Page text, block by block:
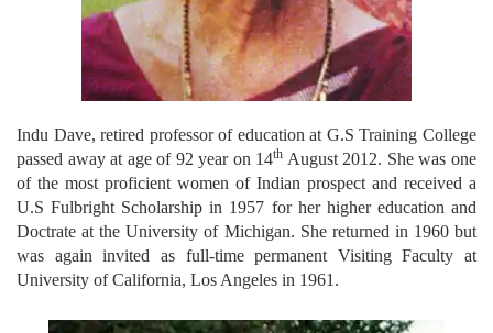
Indu Dave, retired professor of education at G.S Training College
passed away at age of 92 year on 14th August 2012. She was one
of the most proficient women of Indian prospect and received a
U.S Fulbright Scholarship in 1957 for her higher education and
Doctrate at the University of Michigan. She returned in 1960 but
was again invited as full-time permanent Visiting Faculty at
University of California, Los Angeles in 1961.